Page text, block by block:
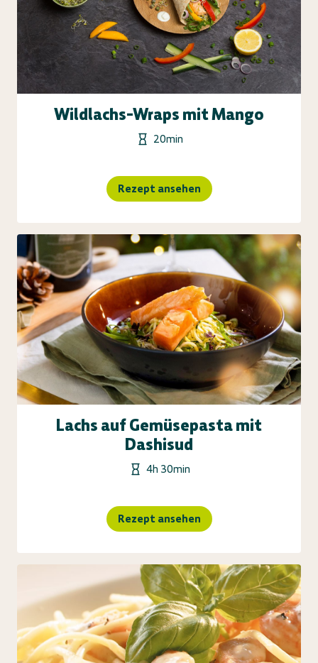
Wildlachs-Wraps mit Mango
20min
Rezept ansehen
Lachs auf Gemüsepasta mit
Dashisud
4h 30min
Rezept ansehen